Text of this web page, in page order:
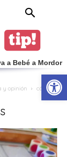
a Bebé a Mordor
y opinión
cómo